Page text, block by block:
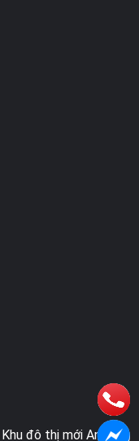
đô thị mới An